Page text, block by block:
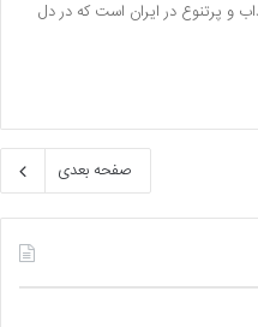
و پرتنوع در ایران است که در دل
صفحه بعدی